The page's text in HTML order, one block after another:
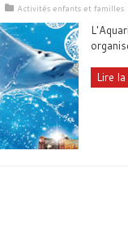
Activités enfants et familles
Lire